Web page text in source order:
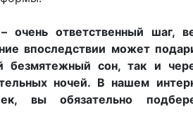
очень ответственный шаг,
впоследствии может
безмятежный сон, так и
ночей. В нашем
вы обязательно